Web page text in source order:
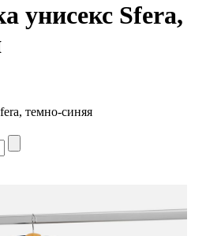
унисекс Sfera,
темно-синяя